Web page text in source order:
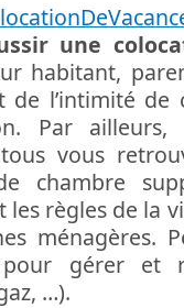
une
habitant,
de l’intimité de
Par
vous
chambre
les règles de la
ménagères.
gérer et
…).